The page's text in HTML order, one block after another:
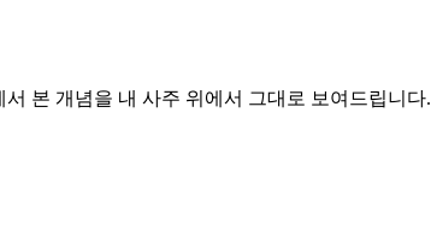
본 개념을 내 사주 위에서 그대로 보여드립니다.